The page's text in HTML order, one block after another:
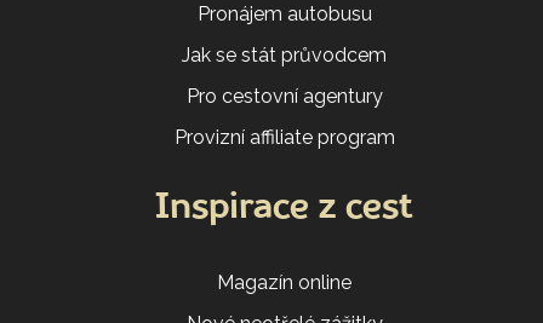
Pronájem autobusu
Jak se stát průvodcem
Pro cestovní agentury
Provizní affiliate program
Inspirace z cest
Magazín online